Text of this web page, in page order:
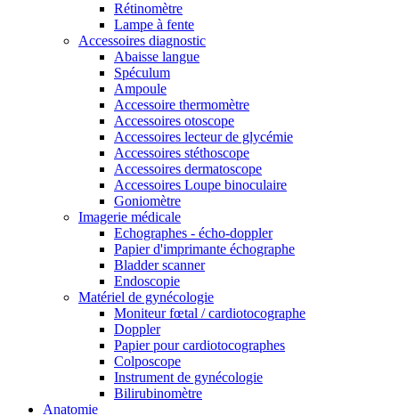
Rétinomètre
Lampe à fente
Accessoires diagnostic
Abaisse langue
Spéculum
Ampoule
Accessoire thermomètre
Accessoires otoscope
Accessoires lecteur de glycémie
Accessoires stéthoscope
Accessoires dermatoscope
Accessoires Loupe binoculaire
Goniomètre
Imagerie médicale
Echographes - écho-doppler
Papier d'imprimante échographe
Bladder scanner
Endoscopie
Matériel de gynécologie
Moniteur fœtal / cardiotocographe
Doppler
Papier pour cardiotocographes
Colposcope
Instrument de gynécologie
Bilirubinomètre
Anatomie